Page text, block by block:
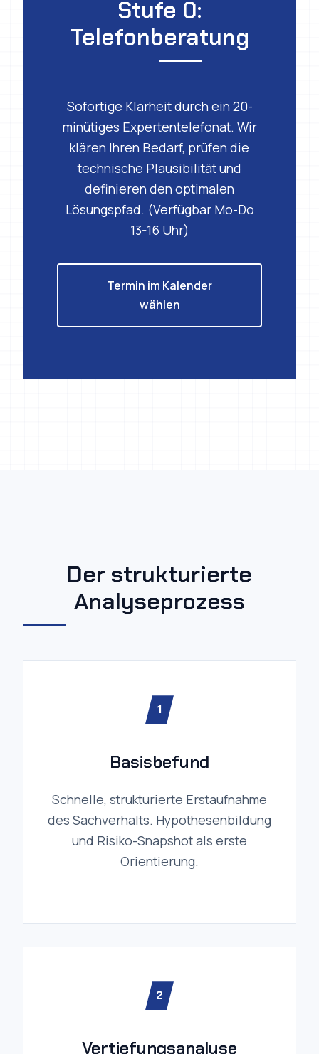
Telefonberatung
minütiges Expertentelefonat. Wir
klären Ihren Bedarf, prüfen die
technische Plausibilität und
definieren den optimalen
Lösungspfad. (Verfügbar Mo-Do
13-16 Uhr)
Termin im Kalender
wählen
Der strukturierte
Analyseprozess
1
des Sachverhalts. Hypothesenbildung
und Risiko-Snapshot als erste
Orientierung.
2